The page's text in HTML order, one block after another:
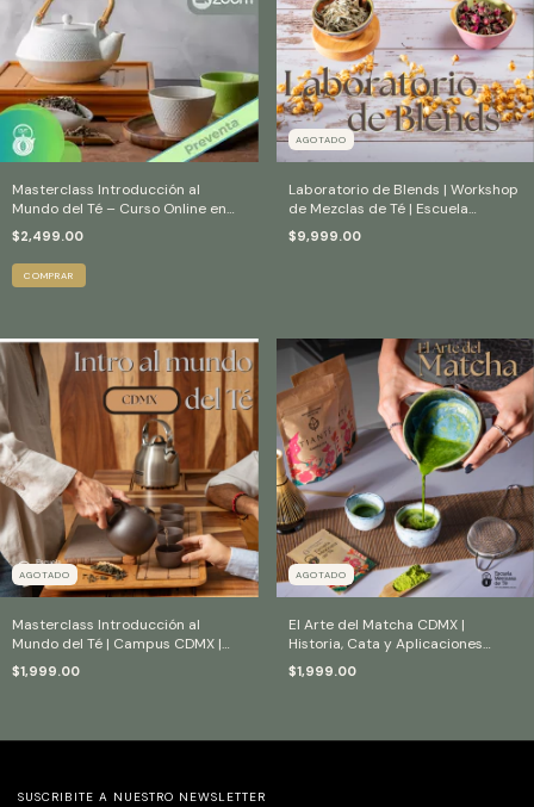
Masterclass Introducción al
Mundo del Té – Curso Online en
Vivo 2025
$2,499.00
AGOTADO
Laboratorio de Blends | Workshop
de Mezclas de Té | Escuela
Mexicana de Té
$9,999.00
AGOTADO
Masterclass Introducción al
Mundo del Té | Campus CDMX |
Historia, Cata y Preparación
$1,999.00
AGOTADO
El Arte del Matcha CDMX |
Historia, Cata y Aplicaciones
Profesionales
$1,999.00
SUSCRIBITE A NUESTRO NEWSLETTER